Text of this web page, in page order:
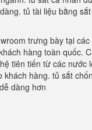
tủ tài liệu bằng
trưng bày tại
hàng toàn quốc.
tiên tiến từ các
hàng. tủ sắt
dàng hơn